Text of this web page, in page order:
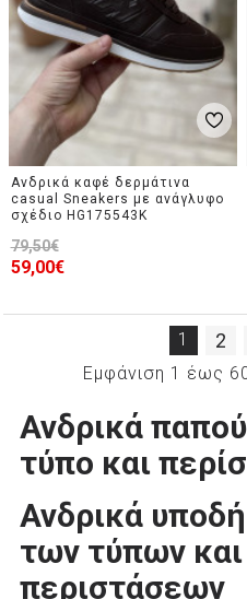
Ανδρικά
τύπο και
Ανδρικά
των τύπων
περιστάσεων
Ανδρικά καφέ δερμάτινα
casual Sneakers με ανάγλυφο
σχέδιο HG175543K
59,00€
79,50€
1 2
Εμφάνιση 1 έως